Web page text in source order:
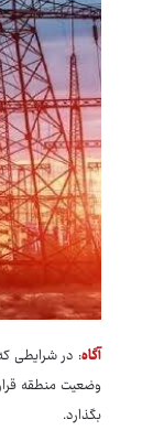
آگاه: در شرایطی
بگذارد.